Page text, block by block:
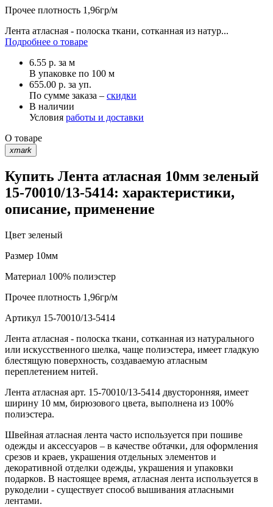
Прочее плотность 1,96гр/м
Лента атласная - полоска ткани, сотканная из натур...
Подробнее о товаре
6.55 р. за м
В упаковке по 100 м
655.00 р. за уп.
По сумме заказа – скидки
В наличии
Условия работы и доставки
О товаре
xmark
Купить Лента атласная 10мм зеленый
15-70010/13-5414: характеристики,
описание, применение
Цвет зеленый
Размер 10мм
Материал 100% полиэстер
Прочее плотность 1,96гр/м
Артикул 15-70010/13-5414
Лента атласная - полоска ткани, сотканная из натурального
или искусственного шелка, чаще полиэстера, имеет гладкую
блестящую поверхность, создаваемую атласным
переплетением нитей.
Лента атласная арт. 15-70010/13-5414 двусторонняя, имеет
ширину 10 мм, бирюзового цвета, выполнена из 100%
полиэстера.
Швейная атласная лента часто используется при пошиве
одежды и аксессуаров – в качестве обтачки, для оформления
срезов и краев, украшения отдельных элементов и
декоративной отделки одежды, украшения и упаковки
подарков. В настоящее время, атласная лента используется в
рукоделии - существует способ вышивания атласными
лентами.